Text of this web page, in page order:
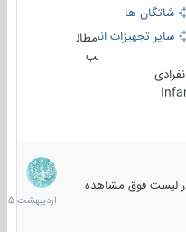
شاتگان ها
سایر تجهیزات انفرادی
مطال
ب
فوق مشاهده
27
1405